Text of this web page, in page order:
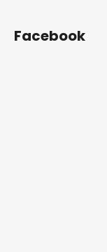
Facebook